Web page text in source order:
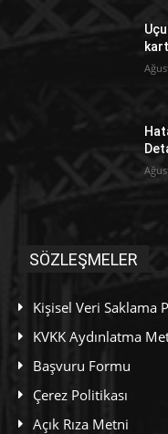
SÖZLEŞMELER
Kişisel Veri Saklama
KVKK Aydınlatma
Başvuru Formu
Çerez Politikası
Açık Rıza Metni